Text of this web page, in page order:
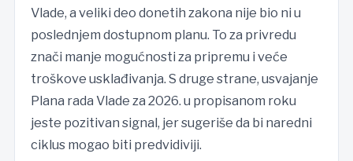
Vlade, a veliki deo donetih zakona nije bio ni u
poslednjem dostupnom planu. To za privredu
znači manje mogućnosti za pripremu i veće
troškove usklađivanja. S druge strane, usvajanje
Plana rada Vlade za 2026. u propisanom roku
jeste pozitivan signal, jer sugeriše da bi naredni
ciklus mogao biti predvidiviji.